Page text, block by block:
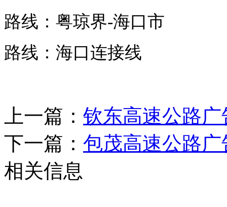
路线：粤琼界-海口市
路线：海口连接线
上一篇： 钦东高速公路广
下一篇： 包茂高速公路广
相关信息